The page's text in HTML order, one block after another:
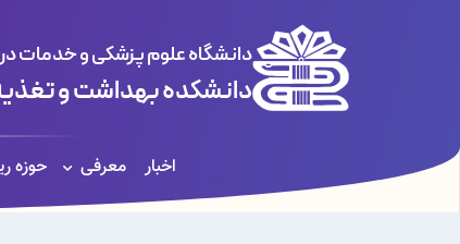
دانشگاه علوم پزشکی و خدمات
دانشکده بهداشت و
اخبار معرفی حوزه